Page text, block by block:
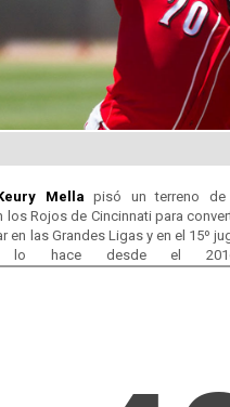
Mella pisó un terreno de
los Rojos de Cincinnati para
en las Grandes Ligas y en el 15º
lo hace desde el